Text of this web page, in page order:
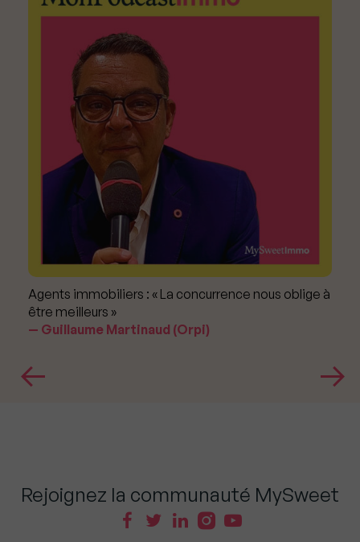
Agents immobiliers : « La concurrence nous oblige à
être meilleurs »
Guillaume Martinaud (Orpi)
Rejoignez la communauté MySweet